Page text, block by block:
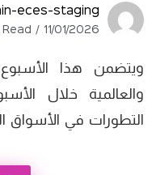
eces-staging
11/01/2026
Read
ويتضمن هذا الأسبوع:
والعالمية خلال
التطورات في الأسواق